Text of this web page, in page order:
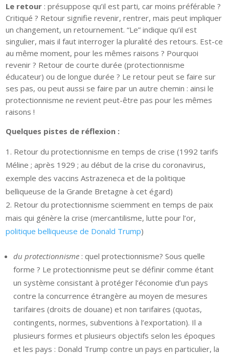
Le retour : présuppose qu’il est parti, car moins préférable ?
Critiqué ? Retour signifie revenir, rentrer, mais peut impliquer
un changement, un retournement. “Le” indique qu’il est
singulier, mais il faut interroger la pluralité des retours. Est-ce
au même moment, pour les mêmes raisons ? Pourquoi
revenir ? Retour de courte durée (protectionnisme
éducateur) ou de longue durée ? Le retour peut se faire sur
ses pas, ou peut aussi se faire par un autre chemin : ainsi le
protectionnisme ne revient peut-être pas pour les mêmes
raisons !
Quelques pistes de réflexion :
Retour du protectionnisme en temps de crise (1992 tarifs
Méline ; après 1929 ; au début de la crise du coronavirus,
exemple des vaccins Astrazeneca et de la politique
belliqueuse de la Grande Bretagne à cet égard)
Retour du protectionnisme sciemment en temps de paix
mais qui génère la crise (mercantilisme, lutte pour l’or,
politique belliqueuse de Donald Trump)
du protectionnisme : quel protectionnisme? Sous quelle
forme ? Le protectionnisme peut se définir comme étant
un système consistant à protéger l’économie d’un pays
contre la concurrence étrangère au moyen de mesures
tarifaires (droits de douane) et non tarifaires (quotas,
contingents, normes, subventions à l’exportation). Il a
plusieurs formes et plusieurs objectifs selon les époques
et les pays : Donald Trump contre un pays en particulier, la